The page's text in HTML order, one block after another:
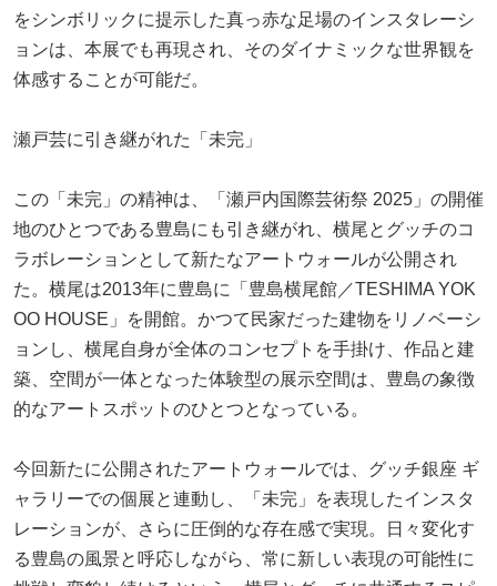
をシンボリックに提示した真っ赤な足場のインスタレーシ
ョンは、本展でも再現され、そのダイナミックな世界観を
体感することが可能だ。
瀬戸芸に引き継がれた「未完」
この「未完」の精神は、「瀬戸内国際芸術祭 2025」の開催
地のひとつである豊島にも引き継がれ、横尾とグッチのコ
ラボレーションとして新たなアートウォールが公開され
た。横尾は2013年に豊島に「豊島横尾館／TESHIMA YOK
OO HOUSE」を開館。かつて民家だった建物をリノベーシ
ョンし、横尾自身が全体のコンセプトを手掛け、作品と建
築、空間が一体となった体験型の展示空間は、豊島の象徴
的なアートスポットのひとつとなっている。
今回新たに公開されたアートウォールでは、グッチ銀座 ギ
ャラリーでの個展と連動し、「未完」を表現したインスタ
レーションが、さらに圧倒的な存在感で実現。日々変化す
る豊島の風景と呼応しながら、常に新しい表現の可能性に